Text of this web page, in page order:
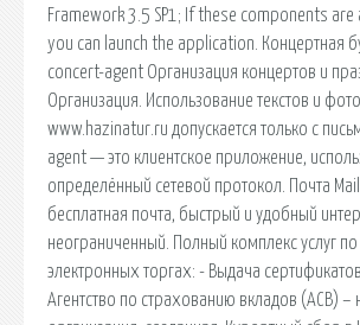
Framework 3.5 SP1; If these components are
you can launch the application. Концертная
concert-agent Организация концертов и
Организация. Использование текстов и
www.hazinatur.ru допускается только с
agent — это клиентское приложение,
определённый сетевой протокол. Почта
бесплатная почта, быстрый и удобный
неограниченный. Полный комплекс услуг по
электронных торгах: - Выдача
Агентство по страхованию вкладов (АСВ) –